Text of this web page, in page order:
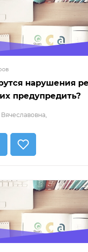
нарушения
предупредить?